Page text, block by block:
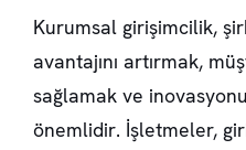
Kurumsal girişimcilik,
avantajını artırmak,
sağlamak ve
önemlidir. İşletmeler,